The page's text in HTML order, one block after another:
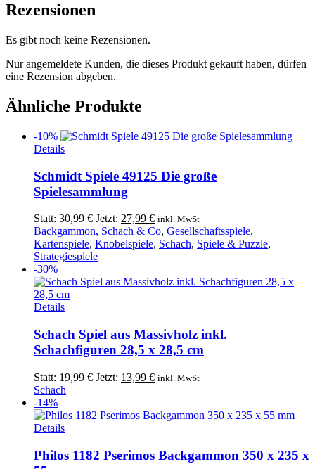
Rezensionen
Es gibt noch keine Rezensionen.
Nur angemeldete Kunden, die dieses Produkt gekauft haben, dürfen
eine Rezension abgeben.
Ähnliche Produkte
-10%
Details
Schmidt Spiele 49125 Die große
Spielesammlung
Statt: 30,99€ Ursprünglicher
Preis
war:
30,99 €
Jetzt: 27,99 €Aktueller
Preis
ist:
inkl. MwSt
Backgammon, Schach & Co, Gesellschaftsspiele,
Kartenspiele, Knobelspiele, Schach, Spiele & Puzzle,
Strategiespiele
-30%
Details
Schach Spiel aus Massivholz inkl.
Schachfiguren 28,5 x 28,5 cm
Statt: 19,99€ Ursprünglicher
19,99 €
Jetzt: 13,99 €Aktueller
13,99 €.
inkl. MwSt
Schach
-14%
Details
Philos 1182 Pserimos Backgammon 350 x 235 x